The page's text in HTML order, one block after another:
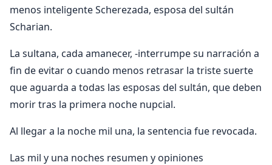
menos inteligente Scherezada, esposa del sultán
Scharian.
La sultana, cada amanecer, -interrumpe su narración a
fin de evitar o cuando menos retrasar la triste suerte
que aguarda a todas las esposas del sultán, que deben
morir tras la primera noche nupcial.
Al llegar a la noche mil una, la sentencia fue revocada.
Las mil y una noches resumen y opiniones